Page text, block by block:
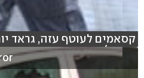
קסאמים לעוטף עזה, גראד
אביטן)